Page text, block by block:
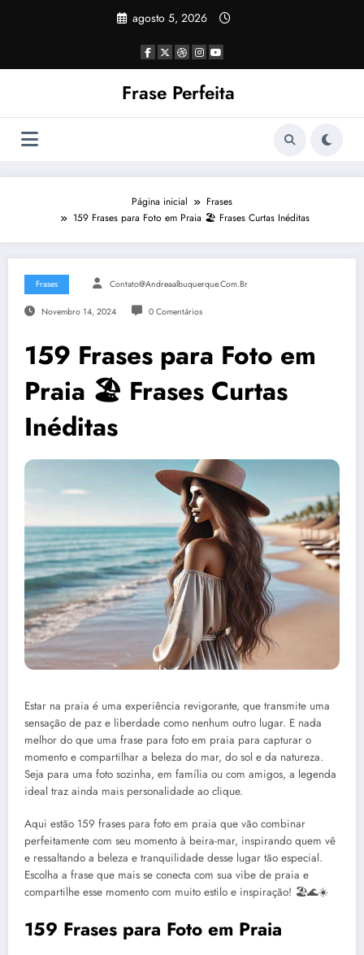
agosto 5, 2026
Frase Perfeita
Página inicial
Frases
159 Frases para Foto em Praia 🏖️ Frases Curtas Inéditas
Frases Contato@andreaalbuquerque.com.br
Novembro 14, 2024 0 Comentários
159 Frases para Foto em
Praia 🏖️ Frases Curtas
Inéditas
Estar na praia é uma experiência revigorante, que transmite uma
sensação de paz e liberdade como nenhum outro lugar. E nada
melhor do que uma frase para foto em praia para capturar o
momento e compartilhar a beleza do mar, do sol e da natureza.
Seja para uma foto sozinha, em família ou com amigos, a legenda
ideal traz ainda mais personalidade ao clique.
Aqui estão 159 frases para foto em praia que vão combinar
perfeitamente com seu momento à beira-mar, inspirando quem vê
e ressaltando a beleza e tranquilidade desse lugar tão especial.
Escolha a frase que mais se conecta com sua vibe de praia e
compartilhe esse momento com muito estilo e inspiração! 🏖️🌊☀️
159 Frases para Foto em Praia